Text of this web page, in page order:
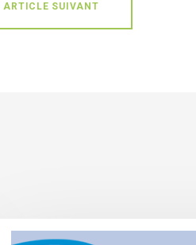
ARTICLE SUIVANT